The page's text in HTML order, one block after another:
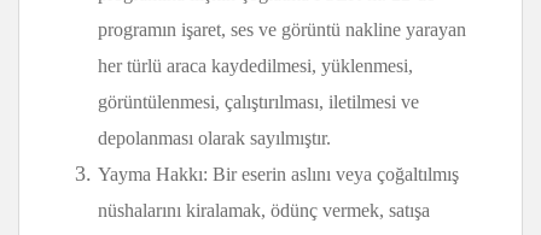
programın işaret, ses ve görüntü nakline yarayan
her türlü araca kaydedilmesi, yüklenmesi,
görüntülenmesi, çalıştırılması, iletilmesi ve
depolanması olarak sayılmıştır.
Yayma Hakkı: Bir eserin aslını veya çoğaltılmış
nüshalarını kiralamak, ödünç vermek, satışa